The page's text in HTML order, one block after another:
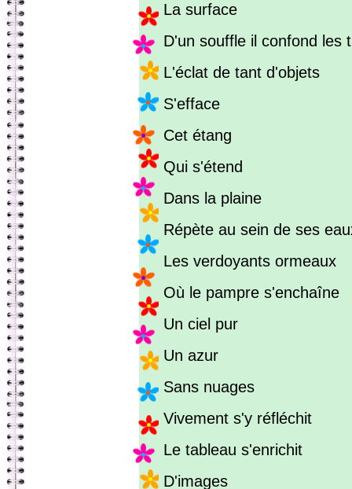
La surface
D'un souffle il confond les
L'éclat de tant d'objets
S'efface
Cet étang
Qui s'étend
Dans la plaine
Répète au sein de ses
Les verdoyants ormeaux
Où le pampre s'enchaîne
Un ciel pur
Un azur
Sans nuages
Vivement s'y réfléchit
Le tableau s'enrichit
D'images